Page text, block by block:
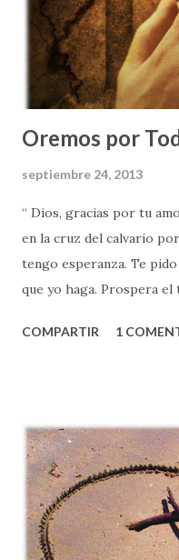
diligente, no dejes para
hacer hoy; y vive
vida saludable" . Al
enseñanza, recuer...
Oremos por
septiembre 24, 2013
“ Dios, gracias por tu
en la cruz del calvario
tengo esperanza. Te
que yo haga. Prospera el
corazón. Cambia a toda
compartirles pudiera
hecho, algunos pudieran
forma en que yo oro”.
bueno sería si yo
nuestra vida sería
COMPARTIR 1